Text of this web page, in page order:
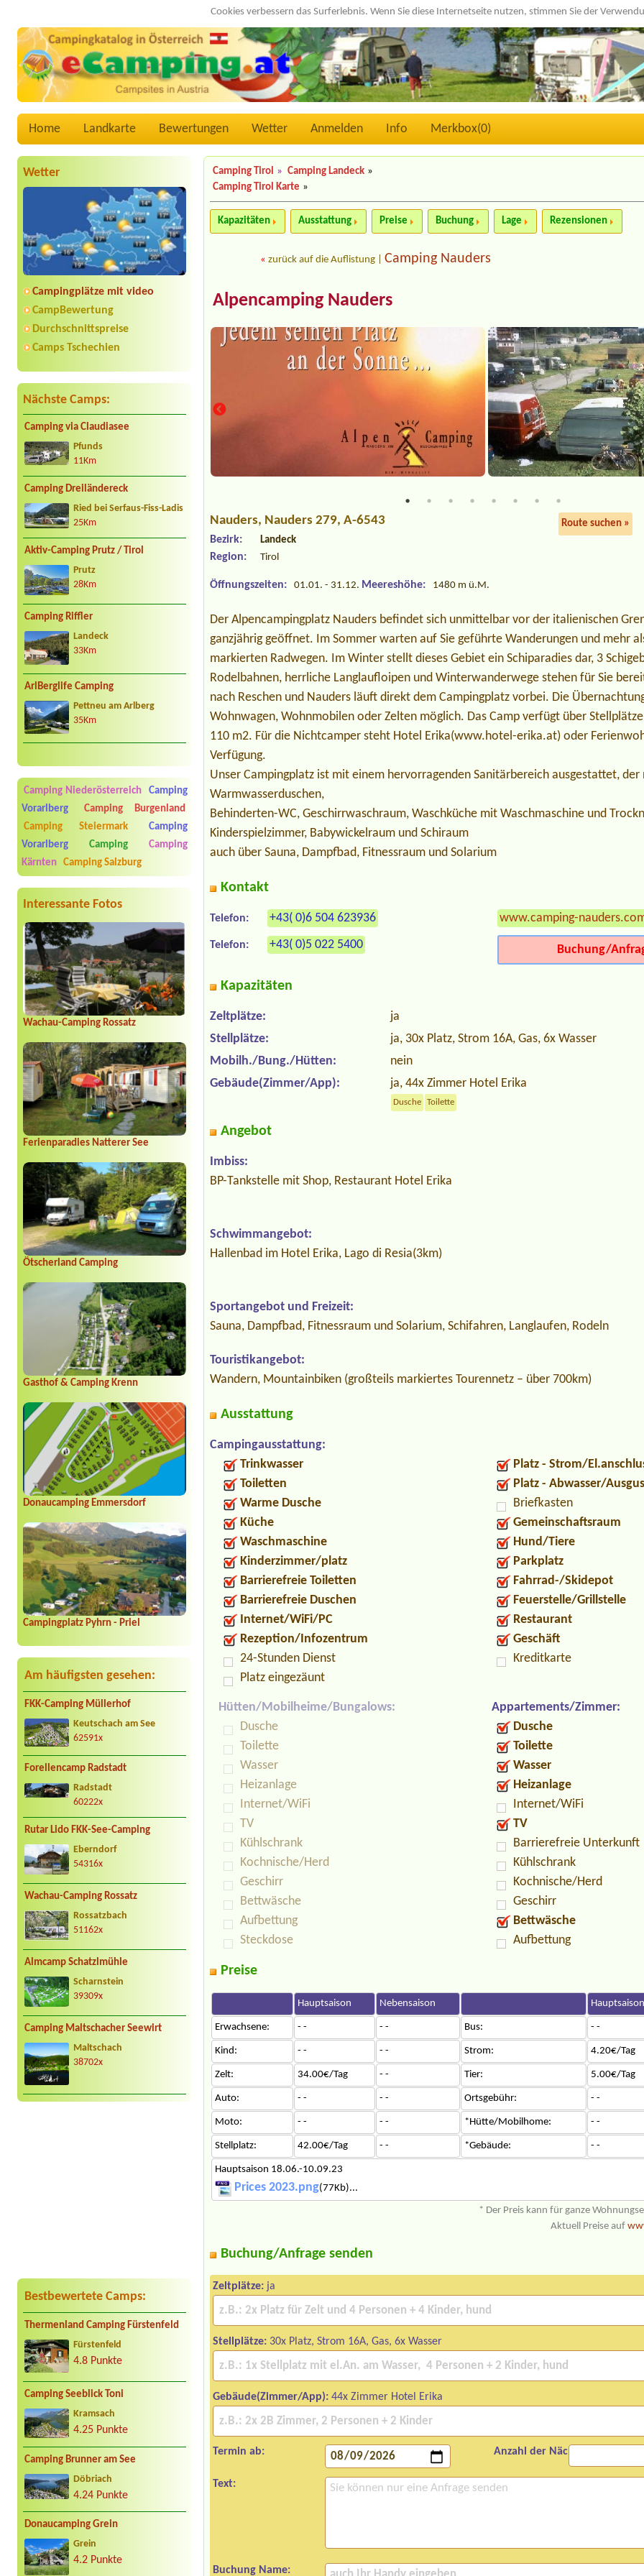
Cookies verbessern das Surferlebnis. Wenn Sie diese Internetseite nutzen, stimmen Sie der
Home Landkarte Bewertungen Wetter Anmelden Info Merkbox(0)
Wetter
Campingplätze mit video
CampBewertung
Durchschnittspreise
Camps Tschechien
Nächste Camps:
Camping via Claudiasee
Pfunds
11Km
Camping Dreiländereck
Ried bei Serfaus-Fiss-Ladis
25Km
Aktiv-Camping Prutz / Tirol
Prutz
28Km
Camping Riffler
Landeck
33Km
ArlBerglife Camping
Pettneu am Arlberg
35Km
Camping Niederösterreich
Camping
Vorarlberg
Camping Burgenland
Camping Steiermark
Camping
Vorarlberg
Camping
Camping
Kärnten Camping Salzburg
Interessante Fotos
Wachau-Camping Rossatz
Ferienparadies Natterer See
Ötscherland Camping
Gasthof & Camping Krenn
Donaucamping Emmersdorf
Campingplatz Pyhrn - Priel
Am häufigsten gesehen:
FKK-Camping Müllerhof
Keutschach am See
62591x
Forellencamp Radstadt
Radstadt
60222x
Rutar Lido FKK-See-Camping
Eberndorf
54316x
Wachau-Camping Rossatz
Rossatzbach
51162x
Almcamp Schatzlmühle
Scharnstein
39309x
Camping Maltschacher Seewirt
Maltschach
38702x
Bestbewertete Camps:
Thermenland Camping Fürstenfeld
Fürstenfeld
4.8 Punkte
Camping Seeblick Toni
Kramsach
4.25 Punkte
Camping Brunner am See
Döbriach
4.24 Punkte
Donaucamping Grein
Grein
4.2 Punkte
Camping Tirol » Camping Landeck »
Camping Tirol Karte »
Kapazitäten Ausstattung Preise Buchung Lage Rezensionen
«zurück auf die Auflistung |Camping Nauders
Alpencamping Nauders
Nauders, Nauders 279, A-6543 Route suchen »
Bezirk: Landeck
Region: Tirol
Öffnungszeiten: 01.01. - 31.12. Meereshöhe: 1480 m ü.M.
Der Alpencampingplatz Nauders befindet sich unmittelbar vor der italienischen
ganzjährig geöffnet. Im Sommer warten auf Sie geführte Wanderungen und mehr
markierten Radwegen. Im Winter stellt dieses Gebiet ein Schiparadies dar, 3
Rodelbahnen, herrliche Langlaufloipen und Winterwanderwege stehen für Sie
nach Reschen und Nauders läuft direkt dem Campingplatz vorbei. Die
Wohnwagen, Wohnmobilen oder Zelten möglich. Das Camp verfügt über
110 m2. Für die Nichtcamper steht Hotel Erika(www.hotel-erika.at) oder
Verfügung.
Unser Campingplatz ist mit einem hervorragenden Sanitärbereich ausgestattet, der
Warmwasserduschen,
Behinderten-WC, Geschirrwaschraum, Waschküche mit Waschmaschine und
Kinderspielzimmer, Babywickelraum und Schiraum
auch über Sauna, Dampfbad, Fitnessraum und Solarium
Kontakt
Telefon: +43( 0)6 504 623936
Telefon: +43( 0)5 022 5400
www.camping-
Buchung/
Kapazitäten
Zeltplätze:
ja
Stellplätze:
ja, 30x Platz, Strom 16A, Gas, 6x Wasser
Mobilh./Bung./Hütten:
nein
Gebäude(Zimmer/App):
ja, 44x Zimmer Hotel Erika
Dusche Toilette
Angebot
Imbiss:
BP-Tankstelle mit Shop, Restaurant Hotel Erika
Schwimmangebot:
Hallenbad im Hotel Erika, Lago di Resia(3km)
Sportangebot und Freizeit:
Sauna, Dampfbad, Fitnessraum und Solarium, Schifahren, Langlaufen, Rodeln
Touristikangebot:
Wandern, Mountainbiken (großteils markiertes Tourennetz – über 700km)
Ausstattung
Campingausstattung:
Trinkwasser
Toiletten
Warme Dusche
Küche
Waschmaschine
Kinderzimmer/platz
Barrierefreie Toiletten
Barrierefreie Duschen
Internet/WiFi/PC
Rezeption/Infozentrum
24-Stunden Dienst
Platz eingezäunt
Platz - Strom/
Platz - Abwasser/
Briefkasten
Gemeinschaftsraum
Hund/Tiere
Parkplatz
Fahrrad-/Skidepot
Feuerstelle/Grillstelle
Restaurant
Geschäft
Kreditkarte
Hütten/Mobilheime/Bungalows:
Dusche
Toilette
Wasser
Heizanlage
Internet/WiFi
TV
Kühlschrank
Kochnische/Herd
Geschirr
Bettwäsche
Aufbettung
Steckdose
Appartements/Zimmer:
Dusche
Toilette
Wasser
Heizanlage
Internet/WiFi
TV
Barrierefreie Unterkunft
Kühlschrank
Kochnische/Herd
Geschirr
Bettwäsche
Aufbettung
Preise
Hauptsaison Nebensaison Hauptsaison
Erwachsene: - - - - Bus: - -
Kind: - - - - Strom: 4.20€/Tag
Zelt: 34.00€/Tag - - Tier: 5.00€/Tag
Auto: - - - - Ortsgebühr: - -
Moto: - - - - *Hütte/Mobilhome: - -
Stellplatz: 42.00€/Tag - - *Gebäude: - -
Hauptsaison 18.06.-10.09.23
Prices 2023.png(77Kb)...
* Der Preis kann für ganze
Aktuell Preise auf
Buchung/Anfrage senden
Zeltplätze: ja
Stellplätze: 30x Platz, Strom 16A, Gas, 6x Wasser
Gebäude(Zimmer/App): 44x Zimmer Hotel Erika
Termin ab: Anzahl der Nächte:
Text:
Buchung Name: